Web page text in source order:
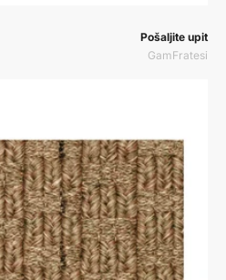
Prodavač:
Pošaljite upit
GamFratesi